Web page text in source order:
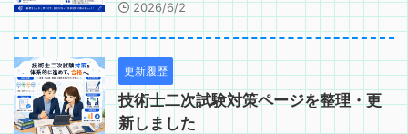
2026/6/2
更新履歴
技術士二次試験対策ページを整理・更
新しました